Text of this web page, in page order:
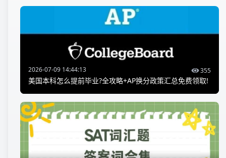
2026-07-09 14:44:13 355
美国本科怎么提前毕业?全攻略+AP换分政策汇总免费领取!